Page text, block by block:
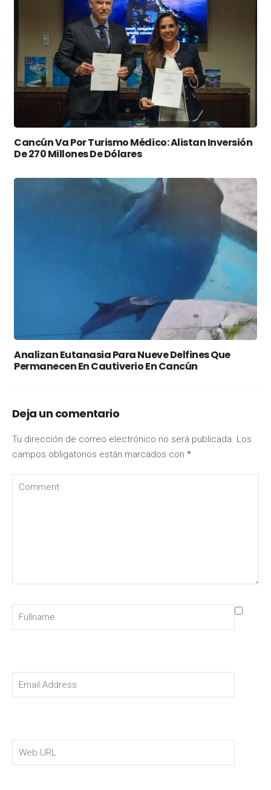
Cancún Va Por Turismo Médico: Alistan Inversión
De 270 Millones De Dólares
Analizan Eutanasia Para Nueve Delfines Que
Permanecen En Cautiverio En Cancún
Deja un comentario
Tu dirección de correo electrónico no será publicada. Los
campos obligatorios están marcados con *